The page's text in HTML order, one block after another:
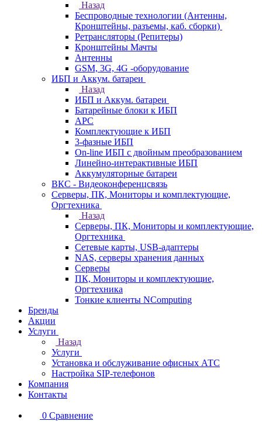
Назад
Беспроводные технологии (Антенны,
Кронштейны, разъемы, каб. сборки)
Ретрансляторы (Репитеры)
Кронштейны Мачты
Антенны
GSM, 3G, 4G -оборудование
ИБП и Аккум. батареи
Назад
ИБП и Аккум. батареи
Батарейные блоки к ИБП
APC
Комплектующие к ИБП
3-фазные ИБП
On-line ИБП с двойным преобразованием
Линейно-интерактивные ИБП
Аккумуляторные батареи
ВКС - Видеоконференцсвязь
Серверы, ПК, Мониторы и комплектующие,
Оргтехника
Назад
Серверы, ПК, Мониторы и комплектующие,
Оргтехника
Сетевые карты, USB-адаптеры
NAS, серверы хранения данных
Серверы
ПК, Мониторы и комплектующие,
Оргтехника
Тонкие клиенты NComputing
Бренды
Акции
Услуги
Назад
Услуги
Установка и обслуживание офисных АТС
Настройка SIP-телефонов
Компания
Контакты
0 Сравнение